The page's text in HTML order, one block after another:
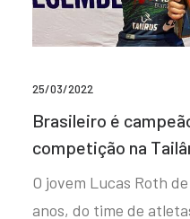
25/03/2022
Brasileiro é
competição na
O jovem Lucas Roth
anos, do time de